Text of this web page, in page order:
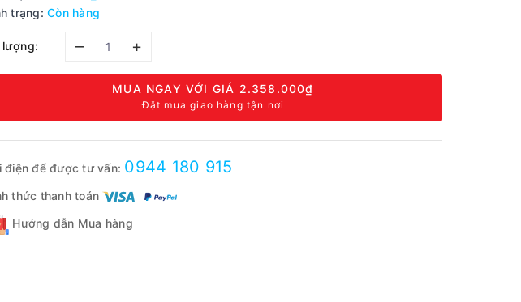
trạng: Còn hàng
lượng: – +
MUA NGAY VỚI GIÁ 2.358.000₫
Đặt mua giao hàng tận nơi
điện để được tư vấn: 0944 180 915
thức thanh toán
Hướng dẫn Mua hàng